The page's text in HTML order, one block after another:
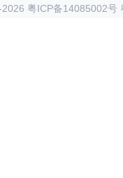
2026 粤ICP备14085002号